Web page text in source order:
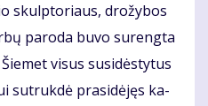
skulp­to­riaus, dro­žy­bos
pa­ro­da bu­vo su­reng­ta
vi­sus su­si­dės­ty­tus
su­truk­dė pra­si­dė­jęs ka­